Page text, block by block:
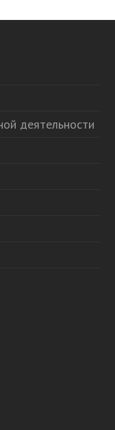
деятельности